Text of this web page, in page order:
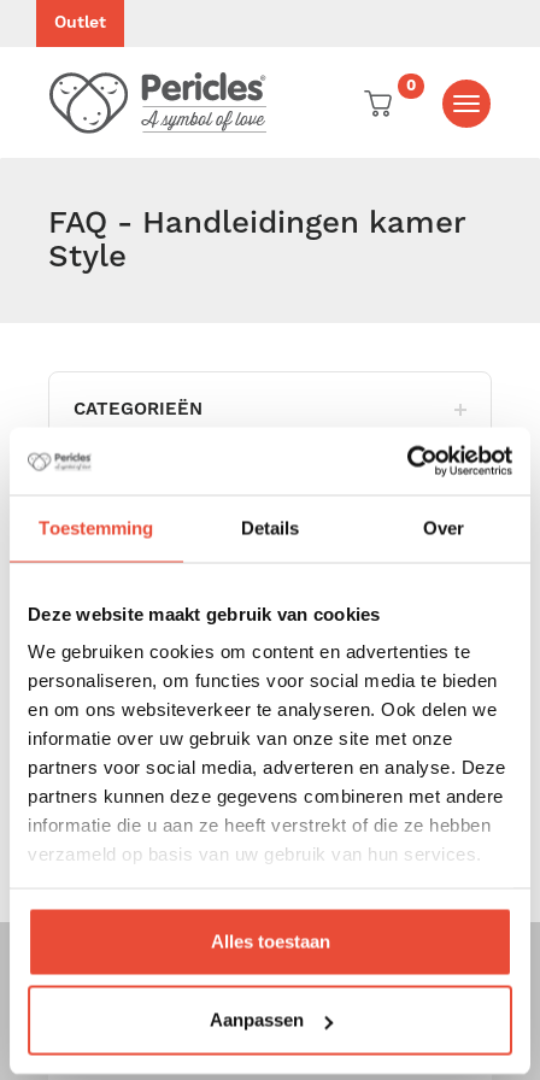
Toestemming Details Over
Deze website maakt gebruik van cookies
We gebruiken cookies om content en advertenties te
personaliseren, om functies voor social media te bieden
en om ons websiteverkeer te analyseren. Ook delen we
informatie over uw gebruik van onze site met onze
partners voor social media, adverteren en analyse. Deze
partners kunnen deze gegevens combineren met andere
informatie die u aan ze heeft verstrekt of die ze hebben
verzameld op basis van uw gebruik van hun services.
Alles toestaan
Aanpassen
Outlet
0
Toggle
FAQ - Handleidingen kamer
Style
CATEGORIEËN
140 x 70 cm
Handleiding commode Style
Handleiding kast 4 - deuren Style
Handleiding kast 5 - deuren Style